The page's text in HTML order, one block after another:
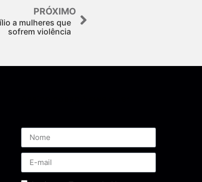
PRÓXIMO
a mulheres que
sofrem violência